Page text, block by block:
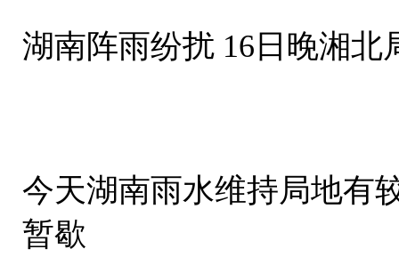
湖南阵雨纷扰 16日晚湘北
今天湖南雨水维持局地有
暂歇